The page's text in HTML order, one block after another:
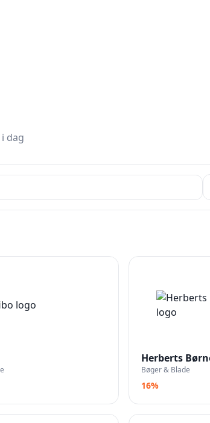
dag
Herberts
Bøger & Blade
16%